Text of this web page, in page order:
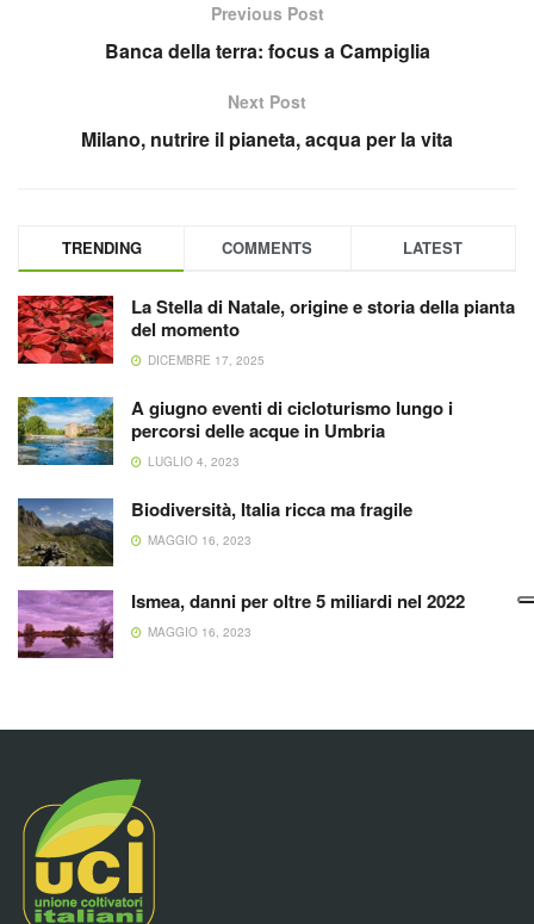
Previous Post
Banca della terra: focus a Campiglia
Next Post
Milano, nutrire il pianeta, acqua per la vita
TRENDING COMMENTS LATEST
La Stella di Natale, origine e storia della pianta
del momento
DICEMBRE 17, 2025
A giugno eventi di cicloturismo lungo i
percorsi delle acque in Umbria
LUGLIO 4, 2023
Biodiversità, Italia ricca ma fragile
MAGGIO 16, 2023
Ismea, danni per oltre 5 miliardi nel 2022
MAGGIO 16, 2023